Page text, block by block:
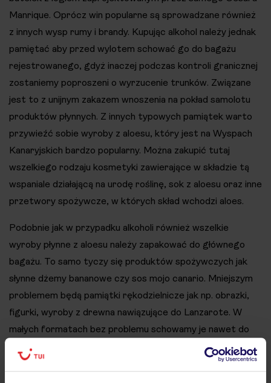
Manrique. Oprócz win popularne są sprowadzane również
z innych wysp rumy i brandy. Kupując alkohol należy jednak
pamiętać aby przed wylotem schować go do bagażu
rejestrowanego, gdyż inaczej podczas kontroli granicznej
zostaniemy poproszeni o wyrzucenie trunków. Związane
jest to z unijnym zakazem wnoszenia na pokład samolotu
produktów płynnych. Z innych typowych pamiątek warto
przywieźć sobie wyroby z aloesu, który jest na Wyspach
Kanaryjskich bardzo popularny. Można zakupić tutaj
wszelkiego rodzaju kosmetyki zawierające w składzie tą
wspaniale działającą na urodę roślinę, sok z aloesu oraz inne
przetwory spożywcze, w których skład wchodzi aloes.
Podobnie jak w przypadku alkoholi również wszelkie
wyroby płynne z aloesu należy zapakować do głównego
bagażu. To samo tyczy się produktów spożywczych jak
słynne dżemy bananowe czy sos mojo canario. Mniejszym
problemem będą pamiątki rękodzielnicze jak np. obrazki,
figurki, wyroby z drewna nawiązujące do Lanzarote. W
małych formatach bez problemu schowamy je nawet do
bagażu podręcznego. Popularne są te obrazujące pejzaże
wyspy, wielbłądy czy najcenniejsze zabytki. Powyższe